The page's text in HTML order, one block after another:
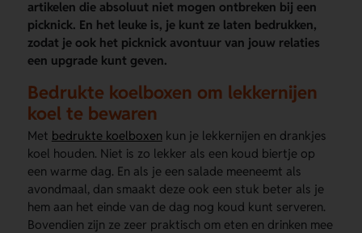
artikelen die absoluut niet mogen ontbreken bij een
picknick. En het leuke is, je kunt ze laten bedrukken,
zodat je ook het picknick avontuur van jouw relaties
een upgrade kunt geven.
Bedrukte koelboxen om lekkernijen
koel te bewaren
Met bedrukte koelboxen kun je lekkernijen en drankjes
koel houden. Niet is zo lekker als een koud biertje op
een warme dag. En als je een salade meeneemt als
avondmaal, dan smaakt deze ook een stuk beter als je
hem aan het einde van de dag nog koud kunt serveren.
Bovendien zijn ze zeer praktisch om eten en drinken mee